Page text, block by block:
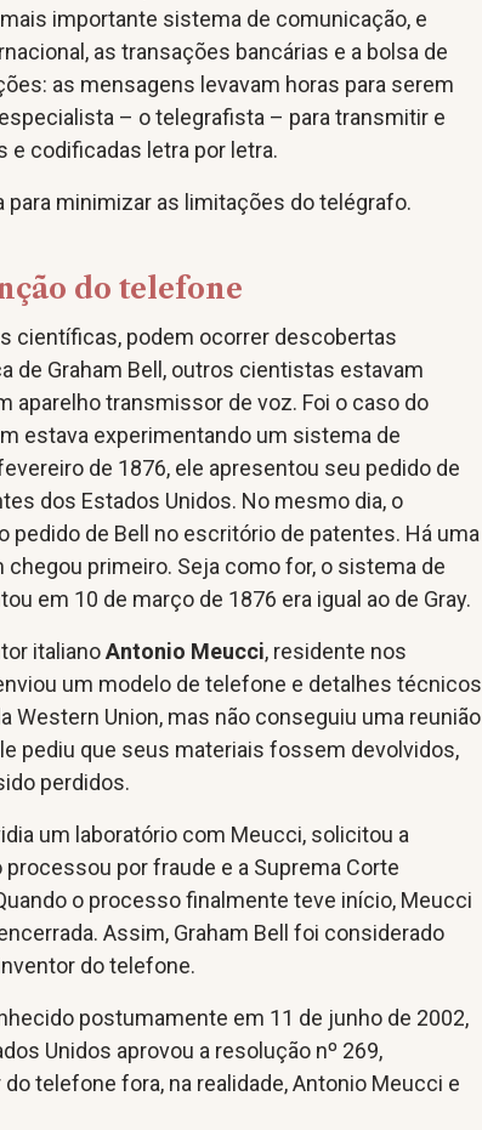
importante sistema de comunicação, e
as transações bancárias e a bolsa de
as mensagens levavam horas para serem
– o telegrafista – para transmitir e
e codificadas letra por letra.
para minimizar as limitações do telégrafo.
do telefone
científicas, podem ocorrer descobertas
de Graham Bell, outros cientistas estavam
aparelho transmissor de voz. Foi o caso do
estava experimentando um sistema de
de 1876, ele apresentou seu pedido de
dos Estados Unidos. No mesmo dia, o
pedido de Bell no escritório de patentes. Há uma
primeiro. Seja como for, o sistema de
em 10 de março de 1876 era igual ao de Gray.
italianoAntonio Meucci, residente nos
um modelo de telefone e detalhes técnicos
Western Union, mas não conseguiu uma reunião
pediu que seus materiais fossem devolvidos,
perdidos.
um laboratório com Meucci, solicitou a
por fraude e a Suprema Corte
o processo finalmente teve início, Meucci
Assim, Graham Bell foi considerado
do telefone.
postumamente em 11 de junho de 2002,
Unidos aprovou a resolução nº 269,
telefone fora, na realidade, Antonio Meucci e